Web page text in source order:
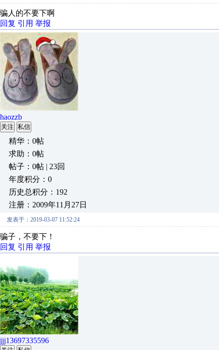
骗人的不要下啊
回复 引用 举报
haozzb
关注 私信
精华：0帖
求助：0帖
帖子：0帖 | 23回
年度积分：0
历史总积分：192
注册：2009年11月27日
发表于：2019-03-07 11:52:24
骗子，不要下！
回复 引用 举报
jjj13697335596